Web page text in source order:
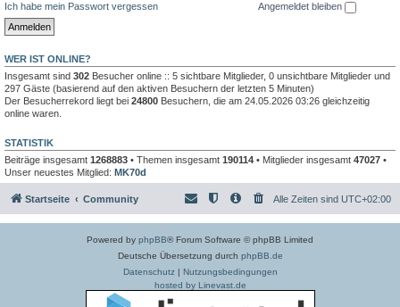
Ich habe mein Passwort vergessen
Angemeldet bleiben
WER IST ONLINE?
Insgesamt sind 302 Besucher online :: 5 sichtbare Mitglieder, 0 unsichtbare Mitglieder und
297 Gäste (basierend auf den aktiven Besuchern der letzten 5 Minuten)
Der Besucherrekord liegt bei 24800 Besuchern, die am 24.05.2026 03:26 gleichzeitig
online waren.
STATISTIK
Beiträge insgesamt 1268883 • Themen insgesamt 190114 • Mitglieder insgesamt 47027 •
Unser neuestes Mitglied: MK70d
Startseite Community Alle Zeiten sind UTC+02:00
Powered by phpBB® Forum Software © phpBB Limited
Deutsche Übersetzung durch phpBB.de
Datenschutz| Nutzungsbedingungen
hosted by Linevast.de